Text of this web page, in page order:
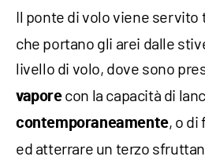
Il ponte di volo viene
che portano gli arei dalle
livello di volo, dove sono
vaporecon la capacità di
contemporaneamente, o di
ed atterrare un terzo